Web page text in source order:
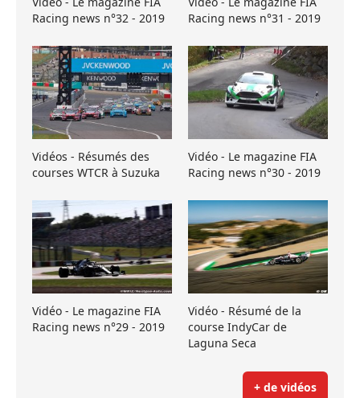
Racing news n°32 - 2019
Racing news n°31 - 2019
Vidéos - Résumés des
courses WTCR à Suzuka
Vidéo - Le magazine FIA
Racing news n°30 - 2019
Vidéo - Le magazine FIA
Racing news n°29 - 2019
Vidéo - Résumé de la
course IndyCar de
Laguna Seca
+ de vidéos